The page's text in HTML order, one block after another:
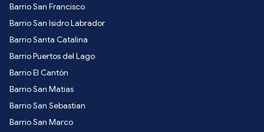
Barrio San Francisco
Barrio San Isidro Labrador
Barrio Santa Catalina
Barrio Puertos del Lago
Barrio El Cantón
Barrio San Matias
Barrio San Sebastian
Barrio San Marco